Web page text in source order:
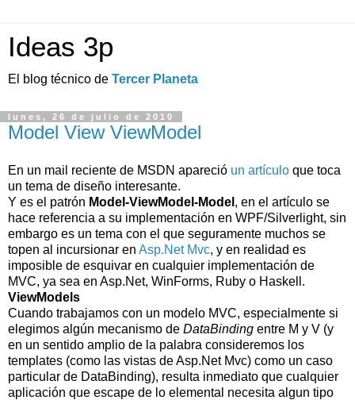
Ideas 3p
El blog técnico de Tercer Planeta
lunes, 26 de julio de 2010
Model View ViewModel
En un mail reciente de MSDN apareció un artículo que toca
un tema de diseño interesante.
Y es el patrón Model-ViewModel-Model , en el artículo se
hace referencia a su implementación en WPF/Silverlight, sin
embargo es un tema con el que seguramente muchos se
topen al incursionar en Asp.Net Mvc, y en realidad es
imposible de esquivar en cualquier implementación de
MVC, ya sea en Asp.Net, WinForms, Ruby o Haskell.
ViewModels
Cuando trabajamos con un modelo MVC, especialmente si
elegimos algún mecanismo de DataBinding entre M y V (y
en un sentido amplio de la palabra consideremos los
templates (como las vistas de Asp.Net Mvc) como un caso
particular de DataBinding), resulta inmediato que cualquier
aplicación que escape de lo elemental necesita algun tipo